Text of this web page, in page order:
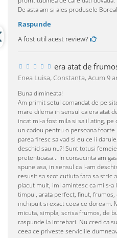
De asta am si ales produsele
Raspunde
A fost util acest review?
era atat de
Enea Luisa, Constanţa,Acum 9
Buna dimineata!
Am primit setul comandat de pe
mare dilema in sensul ca era atat
incat mi-a fost mila si sa il ating,
un cadou pentru o persoana
parea firesc sa vad si eu ce ii
deschid sau nu?! Sunt totusi
pretentioasa... In consecinta am
spune asa, in sensul ca l-am
resusit sa scot cutiuta fara sa stric
placut mult, imi amintesc ca mi s-
timpul, arata perfect, finut, frumos,
inchipuit si exact ceea ce doream.
micuta, simpla, scrisa frumos, de
raspunde la intrebari. Nu cred ca
ceea ce priveste serviciile